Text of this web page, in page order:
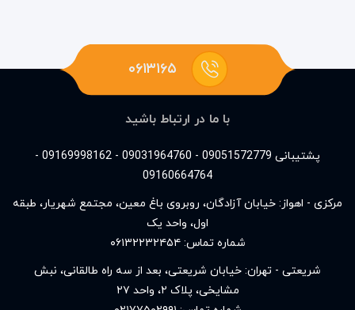
۰۶۱۳۱۶۵
با ما در ارتباط باشید
پشتیبانی 09051572779 - 09031964760 - 09169998162 -
09160664764
مرکزی - اهواز: خیابان آزادگان، روبروی باغ معین، مجتمع شهریار، طبقه
اول، واحد یک
شماره تماس:۰۶۱۳۲۲۳۲۴۵۴
شریعتی - تهران: خیابان شریعتی، بعد از سه راه طالقانی، نبش
مشایخی، پلاک ۲، واحد ۲۷